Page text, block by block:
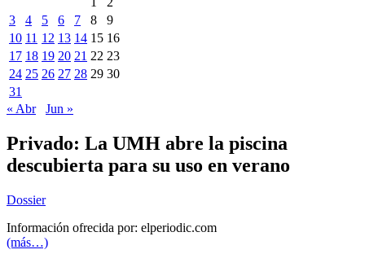
3
4 5 6 7 8
9
10 11 12 13 14 15 16
17 18 19 20 21 22 23
24 25 26 27 28 29 30
31
« Abr
Jun »
Privado: La UMH abre la piscina
descubierta para su uso en verano
Dossier
Información ofrecida por: elperiodic.com
(más…)